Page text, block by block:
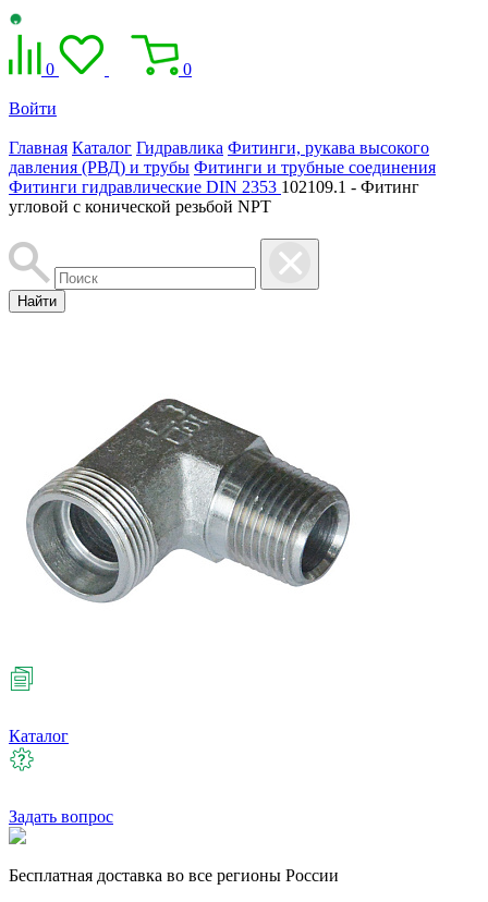
0 0
Войти
Главная Каталог Гидравлика Фитинги, рукава высокого
давления (РВД) и трубы Фитинги и трубные соединения
Фитинги гидравлические DIN 2353 102109.1 - Фитинг
угловой с конической резьбой NPT
Найти
Каталог
Задать вопрос
Бесплатная доставка во все регионы России